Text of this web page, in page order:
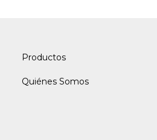
Productos
Quiénes Somos